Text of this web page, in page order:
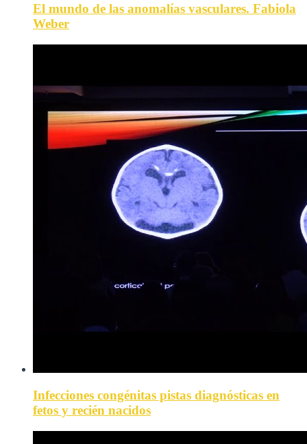
El mundo de las anomalías vasculares. Fabiola
Weber
Infecciones congénitas pistas diagnósticas en
fetos y recién nacidos